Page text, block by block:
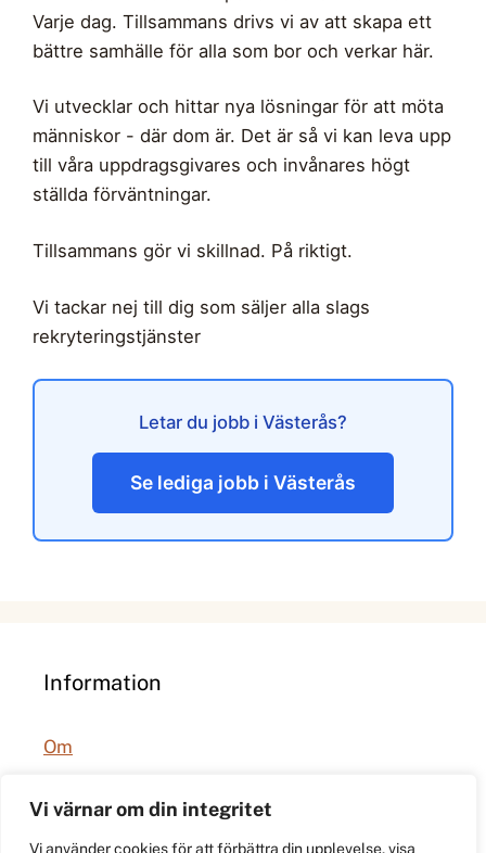
Vi värnar om din integritet
Vi använder cookies för att förbättra din upplevelse, visa
Varje dag. Tillsammans drivs vi av att skapa ett
bättre samhälle för alla som bor och verkar här.
Vi utvecklar och hittar nya lösningar för att möta
människor - där dom är. Det är så vi kan leva upp
till våra uppdragsgivares och invånares högt
ställda förväntningar.
Tillsammans gör vi skillnad. På riktigt.
Vi tackar nej till dig som säljer alla slags
rekryteringstjänster
Letar du jobb i Västerås?
Se lediga jobb i Västerås
Information
Om